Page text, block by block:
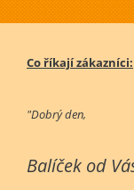
Co říkají zákazníci:
"Dobrý den,
Balíček od